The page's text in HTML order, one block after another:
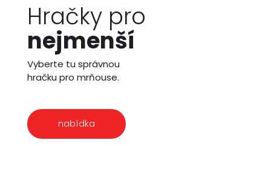
Hračky pro
nejmenší
Vyberte tu správnou
hračku pro mrňouse.
nabídka